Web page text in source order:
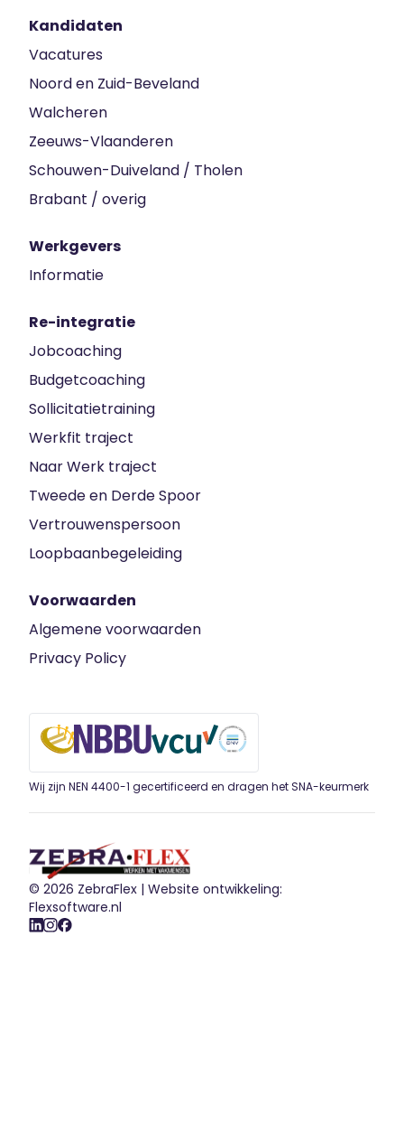
Kandidaten
Vacatures
Noord en Zuid-Beveland
Walcheren
Zeeuws-Vlaanderen
Schouwen-Duiveland / Tholen
Brabant / overig
Werkgevers
Informatie
Re-integratie
Jobcoaching
Budgetcoaching
Sollicitatietraining
Werkfit traject
Naar Werk traject
Tweede en Derde Spoor
Vertrouwenspersoon
Loopbaanbegeleiding
Voorwaarden
Algemene voorwaarden
Privacy Policy
Wij zijn NEN 4400-1 gecertificeerd en dragen het SNA-keurmerk
© 2026 ZebraFlex | Website ontwikkeling:
Flexsoftware.nl